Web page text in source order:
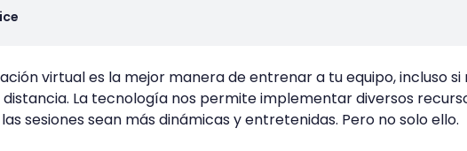
virtual es la mejor manera de entrenar a tu equipo, incluso si
La tecnología nos permite implementar diversos
sesiones sean más dinámicas y entretenidas. Pero no solo ello.